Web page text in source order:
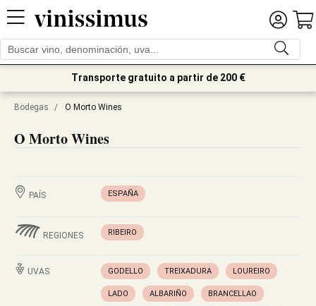
Transporte gratuito a partir de 200 €
Bodegas / O Morto Wines
O Morto Wines
PAÍS ESPAÑA
REGIONES RIBEIRO
UVAS GODELLO TREIXADURA LOUREIRO
LADO ALBARIÑO BRANCELLAO